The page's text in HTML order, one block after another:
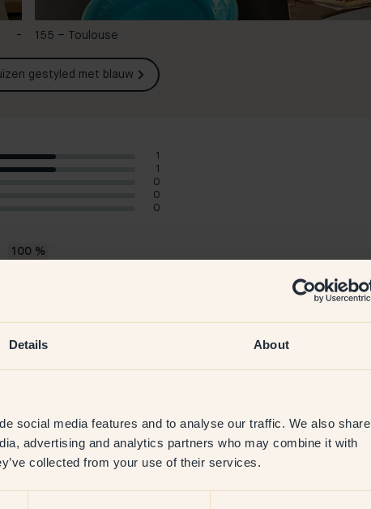
Details About
social media features and to analyse our traffic. We also share
advertising and analytics partners who may combine it with
collected from your use of their services.
- 155 – Toulouse
gestyled met blauw
1
1
0
0
0
100 %
6 May 2025